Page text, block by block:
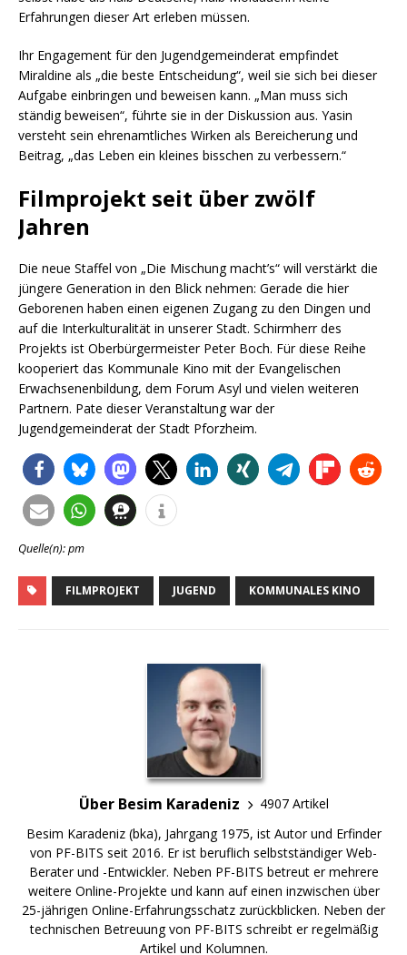
Erfahrungen dieser Art erleben müssen.
Ihr Engagement für den Jugendgemeinderat empfindet
Miraldine als „die beste Entscheidung“, weil sie sich bei dieser
Aufgabe einbringen und beweisen kann. „Man muss sich
ständig beweisen“, führte sie in der Diskussion aus. Yasin
versteht sein ehrenamtliches Wirken als Bereicherung und
Beitrag, „das Leben ein kleines bisschen zu verbessern.“
Filmprojekt seit über zwölf
Jahren
Die neue Staffel von „Die Mischung macht’s“ will verstärkt die
jüngere Generation in den Blick nehmen: Gerade die hier
Geborenen haben einen eigenen Zugang zu den Dingen und
auf die Interkulturalität in unserer Stadt. Schirmherr des
Projekts ist Oberbürgermeister Peter Boch. Für diese Reihe
kooperiert das Kommunale Kino mit der Evangelischen
Erwachsenenbildung, dem Forum Asyl und vielen weiteren
Partnern. Pate dieser Veranstaltung war der
Jugendgemeinderat der Stadt Pforzheim.
Quelle(n): pm
FILMPROJEKT JUGEND KOMMUNALES KINO
Über Besim Karadeniz
4907 Artikel
Besim Karadeniz (bka), Jahrgang 1975, ist Autor und Erfinder
von PF-BITS seit 2016. Er ist beruflich selbstständiger Web-
Berater und -Entwickler. Neben PF-BITS betreut er mehrere
weitere Online-Projekte und kann auf einen inzwischen über
25-jährigen Online-Erfahrungsschatz zurückblicken. Neben der
technischen Betreuung von PF-BITS schreibt er regelmäßig
Artikel und Kolumnen.